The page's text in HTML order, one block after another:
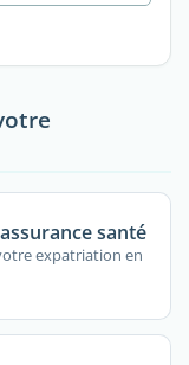
santé
expatriation en